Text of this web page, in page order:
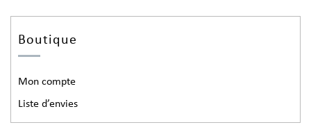
Boutique
Mon compte
Liste d’envies